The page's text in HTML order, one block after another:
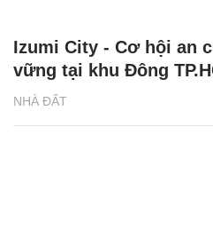
NHÀ ĐẤT
Izumi City - Cơ hội an
vững tại khu Đông